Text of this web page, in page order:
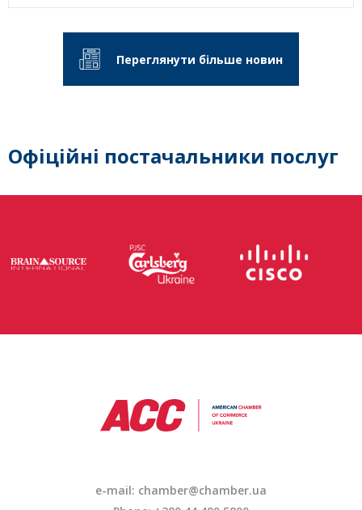
Переглянути більше новин
Офіційні постачальники послуг
e-mail: chamber@chamber.ua